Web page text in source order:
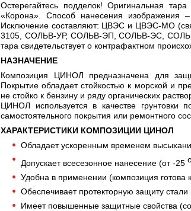
Остерегайтесь подделок! Оригинальная
«Корона». Способ нанесения изображения
Исключение составляют: ЦВЭС и ЦВЭС-МО
3105, СОЛЬВ-УР, СОЛЬВ-ЭП, СОЛЬВ-ЭС,
тара свидетельствует о контрафактном
НАЗНАЧЕНИЕ
Композиция ЦИНОЛ предназначена для
Покрытие обладает стойкостью к морской и
не стойко к бензину и ряду органических
ЦИНОЛ используется в качестве грунтовки
самостоятельного покрытия или ремонтного
ХАРАКТЕРИСТИКИ КОМПОЗИЦИИ ЦИНОЛ
Обладает ускоренным временем
Допускает всесезонное нанесение (от -25
Удобна в применении (композиция готова
Обеспечивает протекторную защиту
Имеет повышенные защитные свойства